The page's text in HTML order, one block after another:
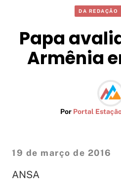
DA REDAÇÃO
Papa
Armênia
Por Portal
19 de março de 2016
ANSA